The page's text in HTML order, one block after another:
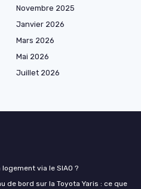
Novembre 2025
Janvier 2026
Mars 2026
Mai 2026
Juillet 2026
via le SIAO ?
de bord sur la Toyota Yaris : ce que